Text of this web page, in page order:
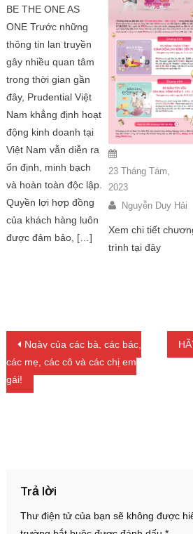
BE THE ONE AS
ONE Trước những
thông tin lan truyền
gây nhiều quan tâm
trong thời gian gần
đây, Prudential Việt
Nam khẳng định hoạt
động kinh doanh tại
Việt Nam vẫn diễn ra
ổn định, minh bạch
và hoàn toàn độc lập.
Quyền lợi hợp đồng
của khách hàng luôn
được đảm bảo, […]
23 Tháng Tám,
2023
Nguyễn Duy Hải
Xem chi tiết
trình tại đây
Điều hướng bài viết
Ngày của các bà, các bác,
các mẹ, các cô và các chị em
gái!
Trả lời
Thư điện tử của bạn sẽ không được